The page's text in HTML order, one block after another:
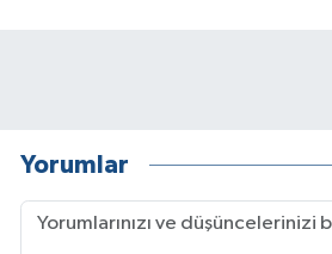
Yorumlar